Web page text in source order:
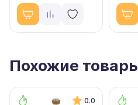
Похожие
0.0